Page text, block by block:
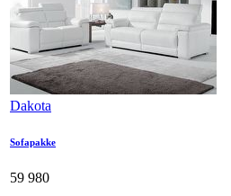
Dakota
Sofapakke
59 980